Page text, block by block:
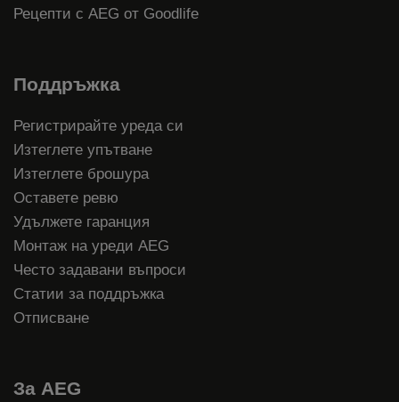
Рецепти с AEG от Goodlife
Поддръжка
Регистрирайте уреда си
Изтеглете упътване
Изтеглете брошура
Оставете ревю
Удължете гаранция
Монтаж на уреди AEG
Често задавани въпроси
Статии за поддръжка
Отписване
За AEG